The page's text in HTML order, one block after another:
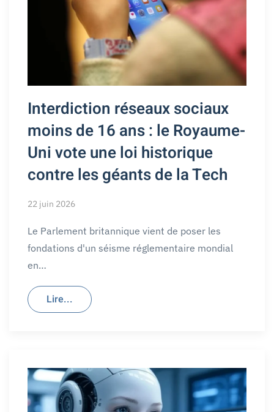
Interdiction réseaux sociaux
moins de 16 ans : le Royaume-
Uni vote une loi historique
contre les géants de la Tech
22 juin 2026
Le Parlement britannique vient de poser les
fondations d'un séisme réglementaire mondial
en…
Lire...